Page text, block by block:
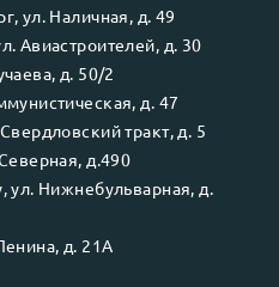
, ул. Наличная, д. 49
Авиастроителей, д. 30
д. 50/2
д. 47
Свердловский тракт, д. 5
д.490
, ул. Нижнебульварная, д.
д. 21А